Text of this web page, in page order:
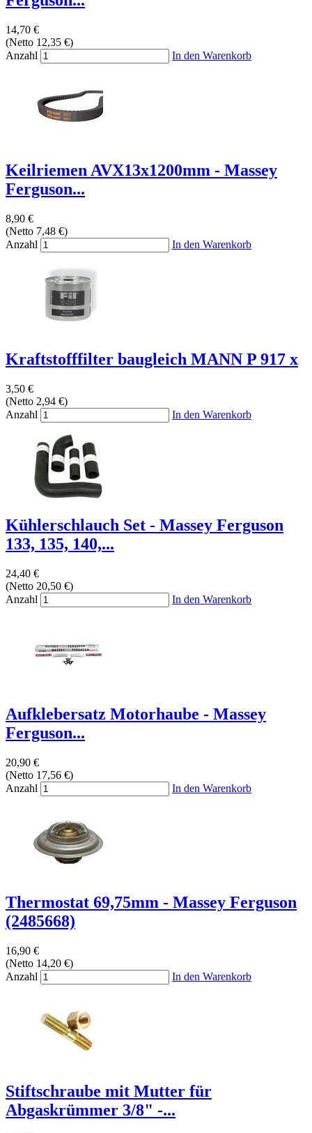
14,70 €
(Netto 12,35 €)
Anzahl
In den Warenkorb
Keilriemen AVX13x1200mm - Massey
Ferguson...
8,90 €
(Netto 7,48 €)
Anzahl
In den Warenkorb
Kraftstofffilter baugleich MANN P 917 x
3,50 €
(Netto 2,94 €)
Anzahl
In den Warenkorb
Kühlerschlauch Set - Massey Ferguson
133, 135, 140,...
24,40 €
(Netto 20,50 €)
Anzahl
In den Warenkorb
Aufklebersatz Motorhaube - Massey
Ferguson...
20,90 €
(Netto 17,56 €)
Anzahl
In den Warenkorb
Thermostat 69,75mm - Massey Ferguson
(2485668)
16,90 €
(Netto 14,20 €)
Anzahl
In den Warenkorb
Stiftschraube mit Mutter für
Abgaskrümmer 3/8" -...